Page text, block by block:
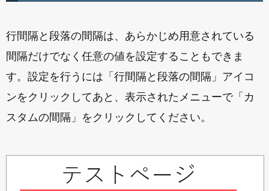
行間隔と段落の間隔は、あらかじめ用意されている
間隔だけでなく任意の値を設定することもできま
す。設定を行うには「行間隔と段落の間隔」アイコ
ンをクリックしてあと、表示されたメニューで「カ
スタムの間隔」をクリックしてください。